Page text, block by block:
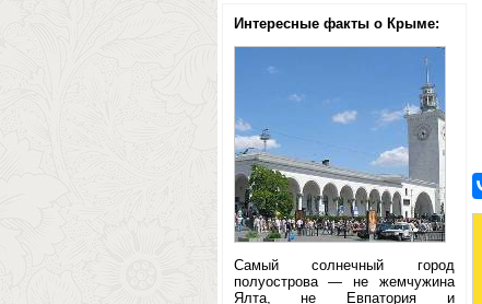
Интересные факты о Крыме:
Самый солнечный город
полуострова — не жемчужина
Ялта, не Евпатория и